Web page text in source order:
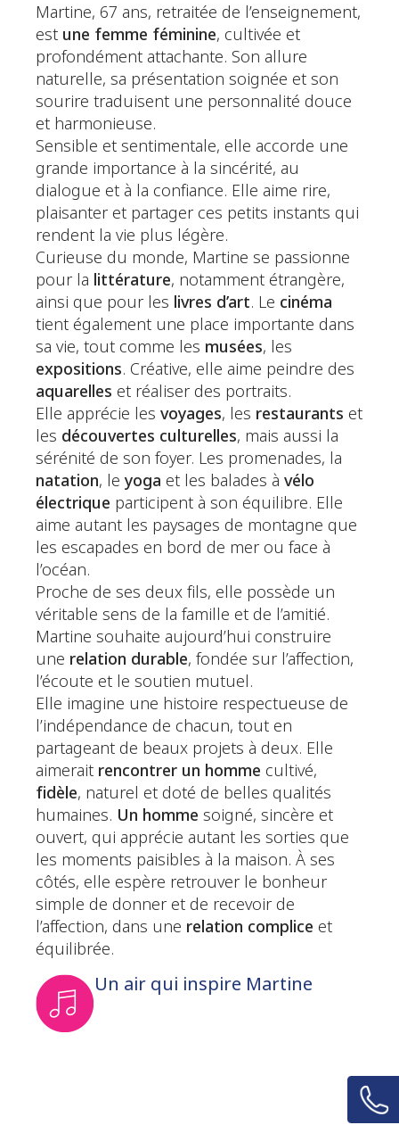
Martine, 67 ans, retraitée de l’enseignement,
est une femme féminine, cultivée et
profondément attachante. Son allure
naturelle, sa présentation soignée et son
sourire traduisent une personnalité douce
et harmonieuse.
Sensible et sentimentale, elle accorde une
grande importance à la sincérité, au
dialogue et à la confiance. Elle aime rire,
plaisanter et partager ces petits instants qui
rendent la vie plus légère.
Curieuse du monde, Martine se passionne
pour la littérature, notamment étrangère,
ainsi que pour les livres d’art. Le cinéma
tient également une place importante dans
sa vie, tout comme les musées, les
expositions. Créative, elle aime peindre des
aquarelles et réaliser des portraits.
Elle apprécie les voyages, les restaurants et
les découvertes culturelles, mais aussi la
sérénité de son foyer. Les promenades, la
natation, leyoga et les balades à vélo
électrique participent à son équilibre. Elle
aime autant les paysages de montagne que
les escapades en bord de mer ou face à
l’océan.
Proche de ses deux fils, elle possède un
véritable sens de la famille et de l’amitié.
Martine souhaite aujourd’hui construire
une relation durable, fondée sur l’affection,
l’écoute et le soutien mutuel.
Elle imagine une histoire respectueuse de
l’indépendance de chacun, tout en
partageant de beaux projets à deux. Elle
aimerait rencontrer un homme cultivé,
fidèle, naturel et doté de belles qualités
humaines. Un homme soigné, sincère et
ouvert, qui apprécie autant les sorties que
les moments paisibles à la maison. À ses
côtés, elle espère retrouver le bonheur
simple de donner et de recevoir de
l’affection, dans une relation complice et
équilibrée.
Un air qui inspire Martine